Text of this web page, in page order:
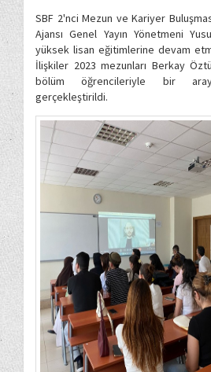
SBF 2'nci Mezun ve Kariyer
Ajansı Genel Yayın Yönetmeni
yüksek lisan eğitimlerine devam
İlişkiler 2023 mezunları Berkay
bölüm öğrencileriyle bir
gerçekleştirildi.